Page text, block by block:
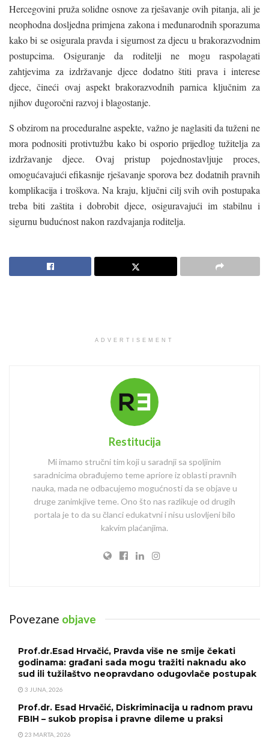
Hercegovini pruža solidne osnove za rješavanje ovih pitanja, ali je
neophodna dosljedna primjena zakona i međunarodnih sporazuma
kako bi se osigurala pravda i sigurnost za djecu u brakorazvodnim
postupcima. Osiguranje da roditelji ne mogu raspolagati
zahtjevima za izdržavanje djece dodatno štiti prava i interese
djece, čineći ovaj aspekt brakorazvodnih parnica ključnim za
njihov dugoročni razvoj i blagostanje.
S obzirom na proceduralne aspekte, važno je naglasiti da tuženi ne
mora podnositi protivtužbu kako bi osporio prijedlog tužitelja za
izdržavanje djece. Ovaj pristup pojednostavljuje proces,
omogućavajući efikasnije rješavanje sporova bez dodatnih pravnih
komplikacija i troškova. Na kraju, ključni cilj svih ovih postupaka
treba biti zaštita i dobrobit djece, osiguravajući im stabilnu i
sigurnu budućnost nakon razdvajanja roditelja.
ADVERTISEMENT
Restitucija
Mi imamo stručni tim koji u saradnji sa spoljinim
saradnicima obrađujemo teme apriore iz oblasti pravnih
nauka, mada ne odbacujemo mogućnosti da se objave u
druge zanimkjive teme. Ono što nas razlikuje od drugih
portala je to da su članci edukatvni i nisu uslovljeni bilo
kakvim plaćanjima.
Povezane objave
Prof.dr.Esad Hrvačić, Pravda više ne smije čekati
godinama: građani sada mogu tražiti naknadu ako
sud ili tužilaštvo neopravdano odugovlače postupak
3 JUNA, 2026
Prof.dr. Esad Hrvačić, Diskriminacija u radnom pravu
FBIH – sukob propisa i pravne dileme u praksi
23 MARTA, 2026